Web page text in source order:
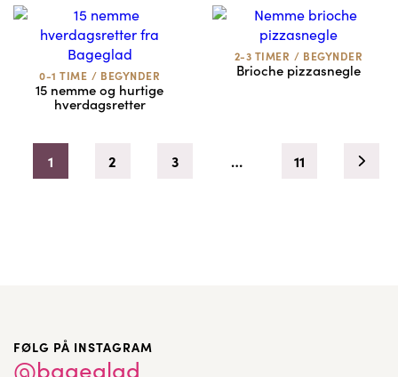
0-1 TIME / BEGYNDER
15 nemme og hurtige
hverdagsretter
2-3 TIMER / BEGYNDER
Brioche pizzasnegle
1 2 3 … 11
FØLG PÅ INSTAGRAM
@bageglad